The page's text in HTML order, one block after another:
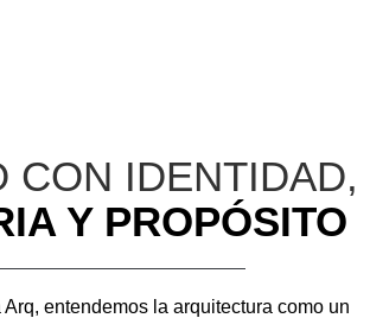
CON IDENTIDAD,
Y PROPÓSITO
Arq, entendemos la arquitectura como un